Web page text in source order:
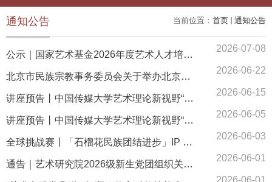
当前位置： 首页 通知公告
通知公告
公示｜国家艺术基金2026年度艺术人才培养资助项目《文化艺术类节庆活动创意策划和运营管理人才培训》录取学员名单
2026-07-08
北京市民族宗教事务委员会关于举办北京市青年铸牢中华民族共同体意识文创设计大赛的通知
2026-06-22
讲座预告丨中国传媒大学艺术理论新视野“名师讲坛”第四十九回
2026-06-15
讲座预告丨中国传媒大学艺术理论新视野“名师讲坛”第四十八回
2026-06-05
全球挑战赛丨「石榴花民族团结进步」IP 创作赛开赛直播预告
2026-06-03
通告｜艺术研究院2026级新生党团组织关系转接说明
2026-06-01
2026-06-01